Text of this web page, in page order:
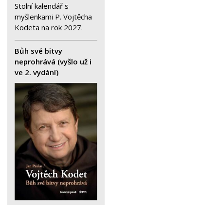
Stolní kalendář s
myšlenkami P. Vojtěcha
Kodeta na rok 2027.
Bůh své bitvy
neprohrává (vyšlo už i
ve 2. vydání)